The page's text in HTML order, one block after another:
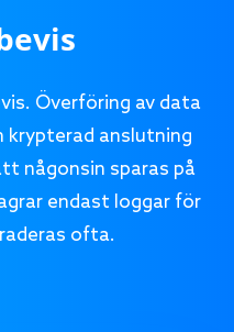
Överföring av data
krypterad anslutning
någonsin sparas på
endast loggar för
ofta.